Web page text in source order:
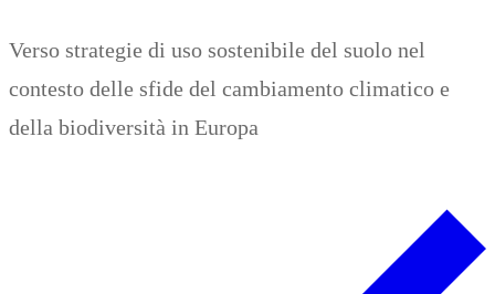
Inhalt
springen
Verso strategie di uso sostenibile del suolo nel
contesto delle sfide del cambiamento climatico e
della biodiversità in Europa